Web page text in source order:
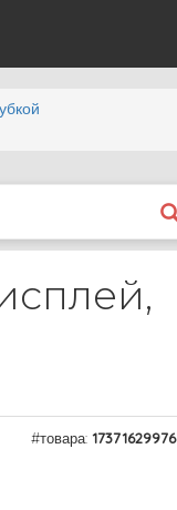
#товара: 17371629976